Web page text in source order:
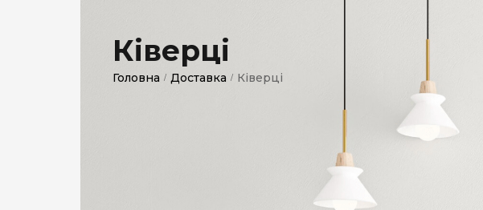
Без фільтра
Смакові (капсула)
Ківерці
Головна / Доставка / Ківерці